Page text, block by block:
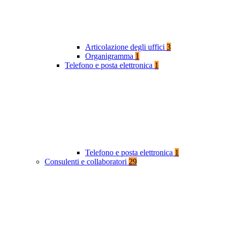
Articolazione degli uffici 3
Organigramma 1
Telefono e posta elettronica 1
Telefono e posta elettronica 1
Consulenti e collaboratori 29